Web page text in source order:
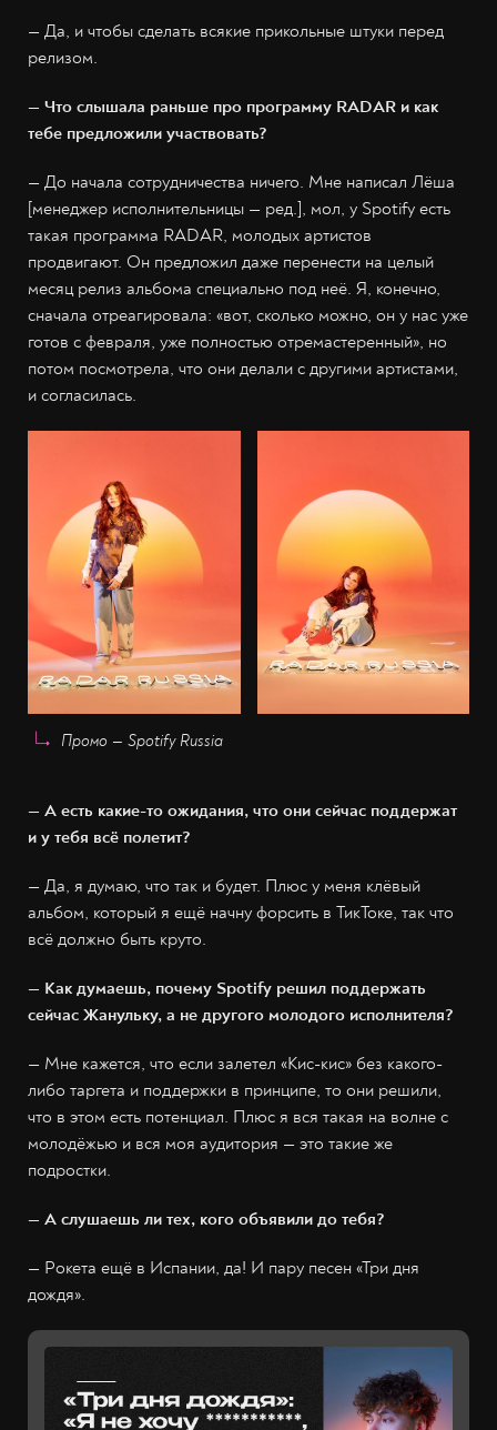
— Да, и чтобы сделать всякие прикольные штуки перед
релизом.
— Что слышала раньше про программу RADAR и как
тебе предложили участвовать?
— До начала сотрудничества ничего. Мне написал Лёша
[менеджер исполнительницы — ред.], мол, у Spotify есть
такая программа RADAR, молодых артистов
продвигают. Он предложил даже перенести на целый
месяц релиз альбома специально под неё. Я, конечно,
сначала отреагировала: «вот, сколько можно, он у нас уже
готов с февраля, уже полностью отремастеренный», но
потом посмотрела, что они делали с другими артистами,
и согласилась.
Промо — Spotify Russia
— А есть какие-то ожидания, что они сейчас поддержат
и у тебя всё полетит?
— Да, я думаю, что так и будет. Плюс у меня клёвый
альбом, который я ещё начну форсить в ТикТоке, так что
всё должно быть круто.
— Как думаешь, почему Spotify решил поддержать
сейчас Жанульку, а не другого молодого исполнителя?
— Мне кажется, что если залетел «Кис-кис» без какого-
либо таргета и поддержки в принципе, то они решили,
что в этом есть потенциал. Плюс я вся такая на волне с
молодёжью и вся моя аудитория — это такие же
подростки.
— А слушаешь ли тех, кого объявили до тебя?
— Рокета ещё в Испании, да! И пару песен «Три дня
дождя».